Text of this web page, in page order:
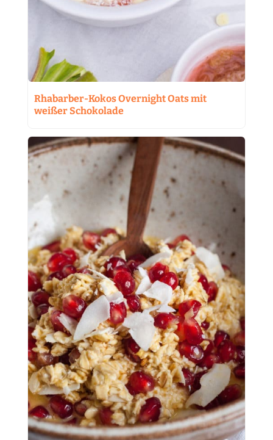
Rhabarber-Kokos Overnight Oats mit
weißer Schokolade